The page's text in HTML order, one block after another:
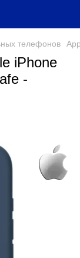
телефонов
iPhone
-